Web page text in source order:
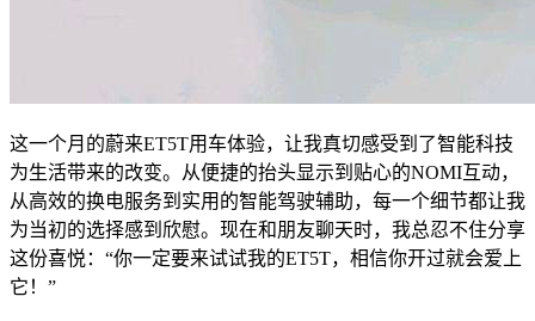
这一个月的蔚来ET5T用车体验，让我真切感受到了智能科技
为生活带来的改变。从便捷的抬头显示到贴心的NOMI互动，
从高效的换电服务到实用的智能驾驶辅助，每一个细节都让我
为当初的选择感到欣慰。现在和朋友聊天时，我总忍不住分享
这份喜悦：“你一定要来试试我的ET5T，相信你开过就会爱上
它！”